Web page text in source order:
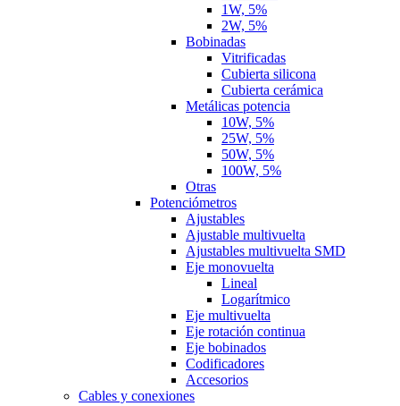
1W, 5%
2W, 5%
Bobinadas
Vitrificadas
Cubierta silicona
Cubierta cerámica
Metálicas potencia
10W, 5%
25W, 5%
50W, 5%
100W, 5%
Otras
Potenciómetros
Ajustables
Ajustable multivuelta
Ajustables multivuelta SMD
Eje monovuelta
Lineal
Logarítmico
Eje multivuelta
Eje rotación continua
Eje bobinados
Codificadores
Accesorios
Cables y conexiones